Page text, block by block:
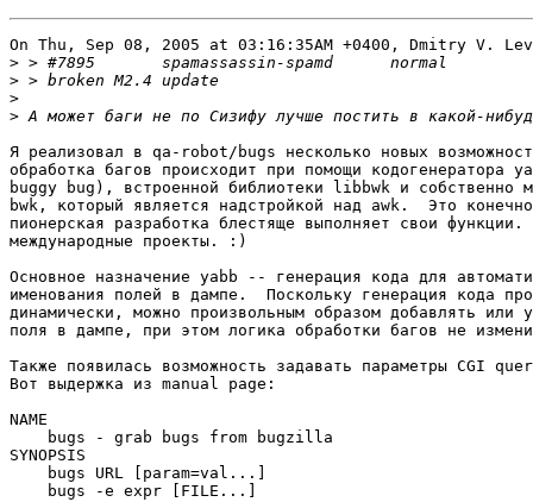
On Thu, Sep 08, 2005 at 03:16:35AM +0400, Dmitry V.
>
>
>
>
Я реализовал в qa-robot/bugs несколько новых
обработка багов происходит при помощи кодогенератора
buggy bug), встроенной библиотеки libbwk и собственно
bwk, который является надстройкой над awk.  Это
пионерская разработка блестяще выполняет свои
международные проекты. :)
Основное назначение yabb -- генерация кода для
именования полей в дампе.  Поскольку генерация кода
динамически, можно произвольным образом добавлять или
поля в дампе, при этом логика обработки багов не
Также появилась возможность задавать параметры CGI
Вот выдержка из manual page:
NAME
    bugs - grab bugs from bugzilla
SYNOPSIS
    bugs URL [param=val...]
    bugs -e expr [FILE...]